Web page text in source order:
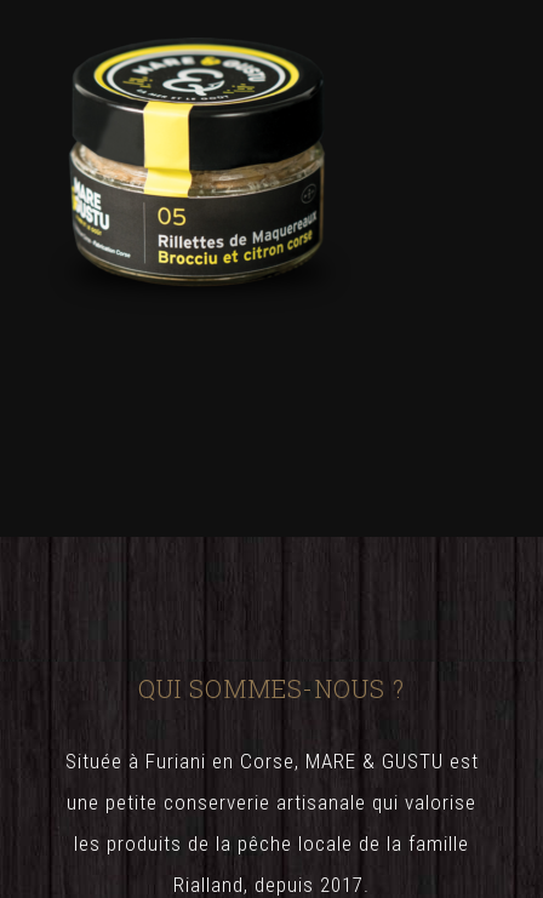
QUI SOMMES-NOUS ?
Située à Furiani en Corse, MARE & GUSTU est
une petite conserverie artisanale qui valorise
les produits de la pêche locale de la famille
Rialland, depuis 2017.